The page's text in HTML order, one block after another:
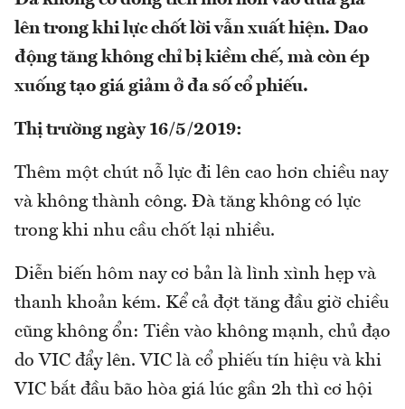
lên trong khi lực chốt lời vẫn xuất hiện. Dao
động tăng không chỉ bị kiềm chế, mà còn ép
xuống tạo giá giảm ở đa số cổ phiếu.
Thị trường ngày 16/5/2019:
Thêm một chút nỗ lực đi lên cao hơn chiều nay
và không thành công. Đà tăng không có lực
trong khi nhu cầu chốt lại nhiều.
Diễn biến hôm nay cơ bản là lình xình hẹp và
thanh khoản kém. Kể cả đợt tăng đầu giờ chiều
cũng không ổn: Tiền vào không mạnh, chủ đạo
do VIC đẩy lên. VIC là cổ phiếu tín hiệu và khi
VIC bắt đầu bão hòa giá lúc gần 2h thì cơ hội